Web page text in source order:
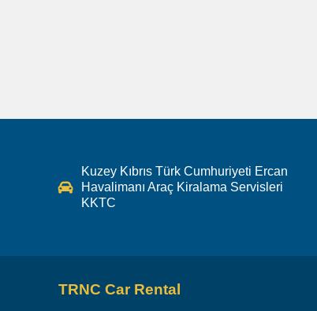
Kuzey Kıbrıs Türk Cumhuriyeti Ercan
Havalimanı Araç Kiralama Servisleri
KKTC
TRNC Car Rental